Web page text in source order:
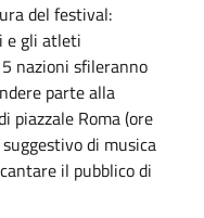
del festival:
e gli atleti
nazioni sfileranno
parte alla
piazzale Roma (ore
di musica
il pubblico di